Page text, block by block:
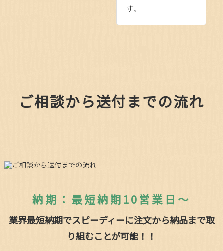
す。
ご相談から送付までの流れ
納期：最短納期10営業日～
業界最短納期でスピーディーに注文から納品まで取
り組むことが可能！！